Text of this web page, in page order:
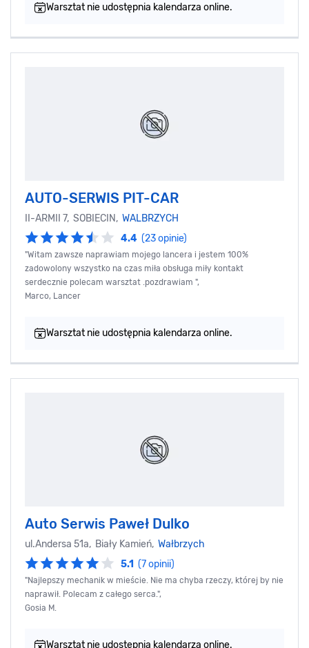
Warsztat nie udostępnia kalendarza online.
AUTO-SERWIS PIT-CAR
II-ARMII 7, SOBIECIN, WALBRZYCH
4.4 (23 opinie)
"Witam zawsze naprawiam mojego lancera i jestem 100%
zadowolony wszystko na czas miła obsługa miły kontakt
serdecznie polecam warsztat .pozdrawiam ",
Marco, Lancer
Warsztat nie udostępnia kalendarza online.
Auto Serwis Paweł Dulko
ul.Andersa 51a, Biały Kamień, Wałbrzych
5.1 (7 opinii)
"Najlepszy mechanik w mieście. Nie ma chyba rzeczy, której by nie
naprawił. Polecam z całego serca.",
Gosia M.
Warsztat nie udostępnia kalendarza online.